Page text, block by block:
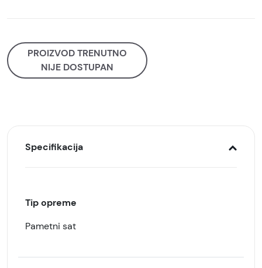
PROIZVOD TRENUTNO
NIJE DOSTUPAN
Specifikacija
Tip opreme
Pametni sat